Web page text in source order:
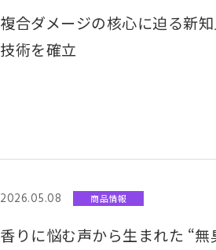
複合ダメージの核心に迫る新
技術を確立
2026.05.08 商品情報
香りに悩む声から生まれた “